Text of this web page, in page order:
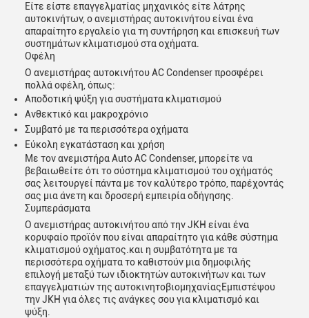
υποβολή
Είτε είστε επαγγελματίας μηχανικός είτε λάτρης
αυτοκινήτων, ο ανεμιστήρας αυτοκινήτου είναι ένα
απαραίτητο εργαλείο για τη συντήρηση και επισκευή των
συστημάτων κλιματισμού στα οχήματα.
Οφέλη
Ο ανεμιστήρας αυτοκινήτου AC Condenser προσφέρει
πολλά οφέλη, όπως:
Αποδοτική ψύξη για συστήματα κλιματισμού
Ανθεκτικό και μακροχρόνιο
Συμβατό με τα περισσότερα οχήματα
Εύκολη εγκατάσταση και χρήση
Με τον ανεμιστήρα Auto AC Condenser, μπορείτε να
βεβαιωθείτε ότι το σύστημα κλιματισμού του οχήματός
σας λειτουργεί πάντα με τον καλύτερο τρόπο, παρέχοντάς
σας μια άνετη και δροσερή εμπειρία οδήγησης.
Συμπεράσματα
Ο ανεμιστήρας αυτοκινήτου από την JKH είναι ένα
κορυφαίο προϊόν που είναι απαραίτητο για κάθε σύστημα
κλιματισμού οχήματος.και η συμβατότητα με τα
περισσότερα οχήματα το καθιστούν μια δημοφιλής
επιλογή μεταξύ των ιδιοκτητών αυτοκινήτων και των
επαγγελματιών της αυτοκινητοβιομηχανίαςΕμπιστέψου
την JKH για όλες τις ανάγκες σου για κλιματισμό και
ψύξη.